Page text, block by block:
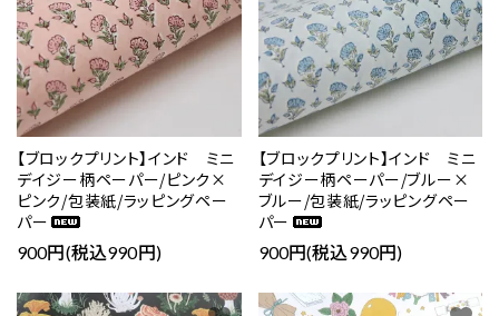
【ブロックプリント】インド ミニ
デイジー柄ペーパー/ピンク×
ピンク/包装紙/ラッピングペー
パー
900円(税込990円)
【ブロックプリント】インド ミニ
デイジー柄ペーパー/ブルー×
ブルー/包装紙/ラッピングペー
パー
900円(税込990円)
キーワード
close